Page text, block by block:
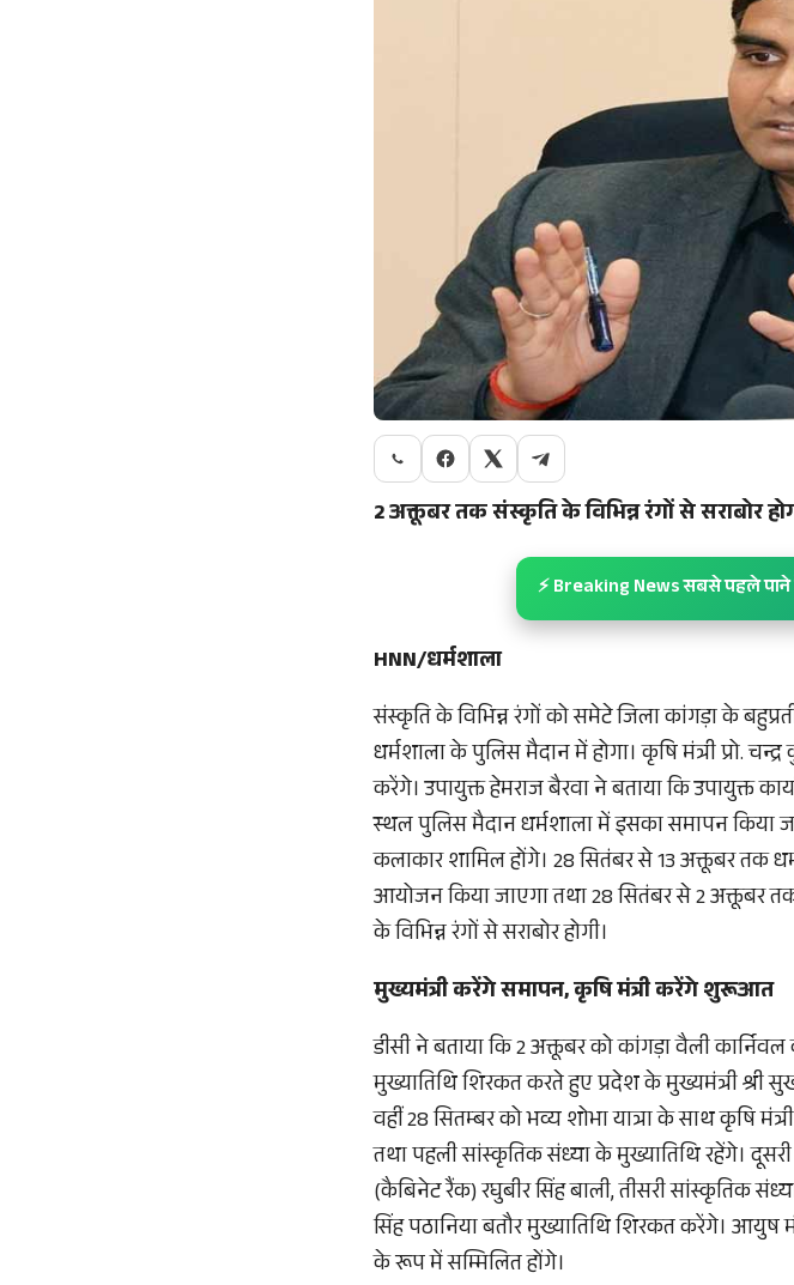
2 अक्तूबर तक संस्कृति के विभिन्न रंगों से सराबोर
⚡ Breaking News सबसे पहले
HNN/धर्मशाला
संस्कृति के विभिन्न रंगों को समेटे जिला कांगड़ा के
धर्मशाला के पुलिस मैदान में होगा। कृषि मंत्री प्रो.
करेंगे। उपायुक्त हेमराज बैरवा ने बताया कि उपायुक्त
स्थल पुलिस मैदान धर्मशाला में इसका समापन किया
कलाकार शामिल होंगे। 28 सितंबर से 13 अक्तूबर तक
आयोजन किया जाएगा तथा 28 सितंबर से 2 अक्तूबर
के विभिन्न रंगों से सराबोर होगी।
मुख्यमंत्री करेंगे समापन, कृषि मंत्री करेंगे शुरूआत
डीसी ने बताया कि 2 अक्तूबर को कांगड़ा वैली
मुख्यातिथि शिरकत करते हुए प्रदेश के मुख्यमंत्री
वहीं 28 सितम्बर को भव्य शोभा यात्रा के साथ कृषि
तथा पहली सांस्कृतिक संध्या के मुख्यातिथि रहेंगे।
(कैबिनेट रैंक) रघुबीर सिंह बाली, तीसरी सांस्कृतिक
सिंह पठानिया बतौर मुख्यातिथि शिरकत करेंगे। आयुष
के रूप में सम्मिलित होंगे।